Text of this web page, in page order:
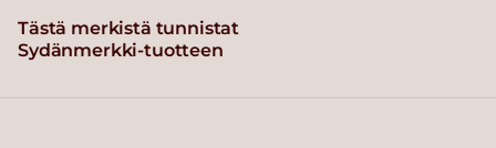
Tästä merkistä tunnistat
Sydänmerkki-tuotteen